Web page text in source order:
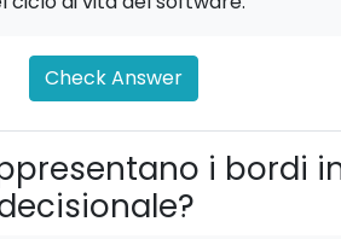
Check Answer
i bordi